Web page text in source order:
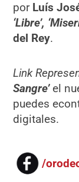
por Luís
‘Libre’,
del Rey.
Link
Sangre’el
puedes
digitales.
/